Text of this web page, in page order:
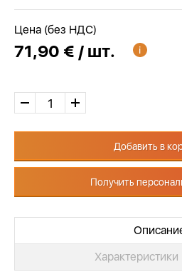
Цена (без НДС)
71,90 € / шт.
Добавить в
Получить
Характеристики